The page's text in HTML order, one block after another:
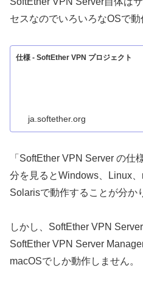
セスなのでいろいろなOSで動
仕様 - SoftEther VPN プロジェクト
ja.softether.org
「SoftEther VPN Server の仕
分を見るとWindows、Linux、
Solarisで動作することが分か
しかし、SoftEther VPN
SoftEther VPN Server
macOSでしか動作しません。